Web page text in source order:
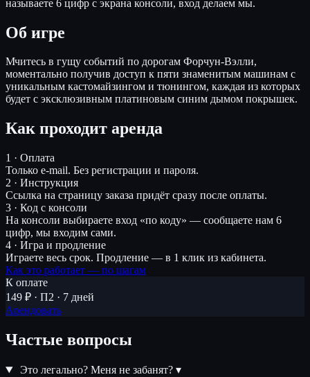
называете 6 цифр с экрана консоли, вход делаем мы.
Об игре
Мчитесь в гущу событий по дорогам Форчун-Вэлли,
моментально получив доступ к пяти знаменитым машинам с
уникальным кастомайзингом и тюнингом, каждая из которых
будет с эксклюзивным платиновым синим дымом покрышек.
Как проходит аренда
1 · Оплата
Только e-mail. Без регистрации и пароля.
2 · Инструкция
Ссылка на страницу заказа придёт сразу после оплаты.
3 · Код с консоли
На консоли выбираете вход «по коду» — сообщаете нам 6
цифр, мы входим сами.
4 · Игра и продление
Играете весь срок. Продление — в 1 клик из кабинета.
Как это работает — по шагам
К оплате
149 ₽ · П2 · 7 дней
Арендовать
Частые вопросы
Это легально? Меня не забанят? ▾